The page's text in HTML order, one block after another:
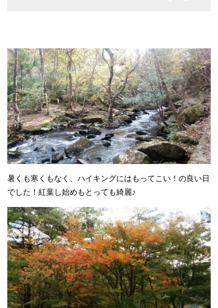
暑くも寒くもなく、ハイキングにはもってこい！の良い日
でした！紅葉し始めもとっても綺麗♪